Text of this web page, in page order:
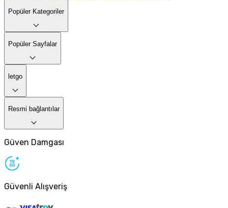
Popüler Kategoriler
Popüler Sayfalar
letgo
Resmi bağlantılar
Güven Damgası
Güvenli Alışveriş